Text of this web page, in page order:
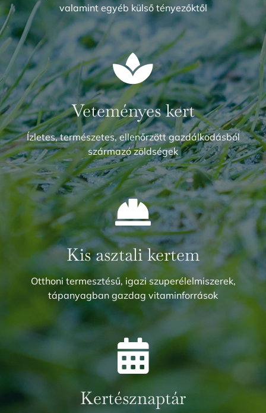
valamint egyéb külső tényezőktől
Veteményes kert
Ízletes, természetes, ellenőrzött gazdálkodásból
származó zöldségek
Kis asztali kertem
Otthoni termesztésű, igazi szuperélelmiszerek,
tápanyagban gazdag vitaminforrások
Kertésznaptár